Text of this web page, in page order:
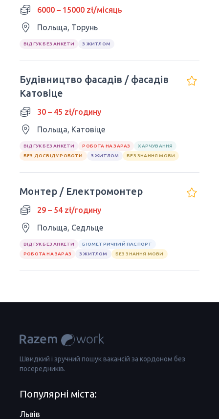
6000 – 15000 zł/місяць
Польща, Торунь
ВІДГУК БЕЗ АНКЕТИ З ЖИТЛОМ
Будівництво фасадів / фасадів
Катовіце
30 – 45 zł/годину
Польща, Катовіце
ВІДГУК БЕЗ АНКЕТИ РОБОТА НА ЗАРАЗ
ХАРЧУВАННЯ
БЕЗ ДОСВІДУ РОБОТИ
З ЖИТЛОМ БЕЗ ЗНАННЯ МОВИ
Монтер / Електромонтер
29 – 54 zł/годину
Польща, Седльце
ВІДГУК БЕЗ АНКЕТИ
БІОМЕТРИЧНИЙ ПАСПОРТ
РОБОТА НА ЗАРАЗ
З ЖИТЛОМ БЕЗ ЗНАННЯ МОВИ
Швидкий і зручний пошук вакансій за кордоном без
посередників.
Популярні міста:
Львів